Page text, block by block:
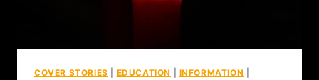
COVER STORIES EDUCATION INFORMATION